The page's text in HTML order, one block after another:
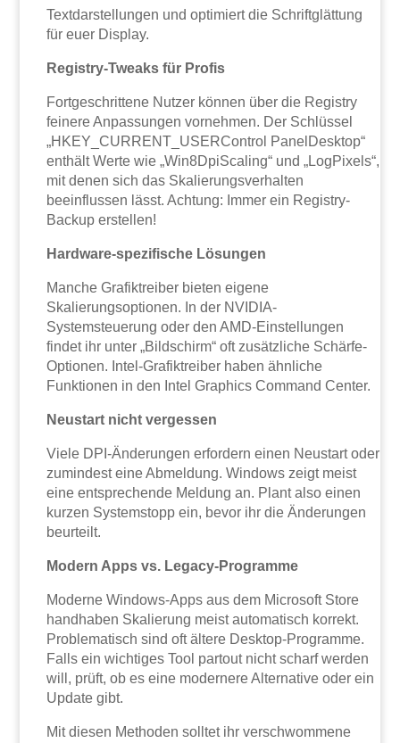
Textdarstellungen und optimiert die Schriftglättung
für euer Display.
Registry-Tweaks für Profis
Fortgeschrittene Nutzer können über die Registry
feinere Anpassungen vornehmen. Der Schlüssel
„HKEY_CURRENT_USERControl PanelDesktop“
enthält Werte wie „Win8DpiScaling“ und „LogPixels“,
mit denen sich das Skalierungsverhalten
beeinflussen lässt. Achtung: Immer ein Registry-
Backup erstellen!
Hardware-spezifische Lösungen
Manche Grafiktreiber bieten eigene
Skalierungsoptionen. In der NVIDIA-
Systemsteuerung oder den AMD-Einstellungen
findet ihr unter „Bildschirm“ oft zusätzliche Schärfe-
Optionen. Intel-Grafiktreiber haben ähnliche
Funktionen in den Intel Graphics Command Center.
Neustart nicht vergessen
Viele DPI-Änderungen erfordern einen Neustart oder
zumindest eine Abmeldung. Windows zeigt meist
eine entsprechende Meldung an. Plant also einen
kurzen Systemstopp ein, bevor ihr die Änderungen
beurteilt.
Modern Apps vs. Legacy-Programme
Moderne Windows-Apps aus dem Microsoft Store
handhaben Skalierung meist automatisch korrekt.
Problematisch sind oft ältere Desktop-Programme.
Falls ein wichtiges Tool partout nicht scharf werden
will, prüft, ob es eine modernere Alternative oder ein
Update gibt.
Mit diesen Methoden solltet ihr verschwommene